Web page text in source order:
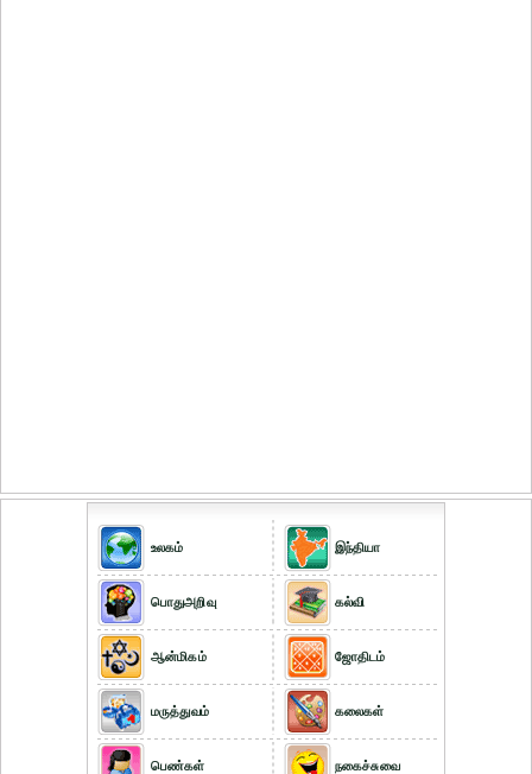
உலகம்
பொதுஅறிவு
ஆன்மிகம்
மருத்துவம்
பெண்கள்
இந்தியா
கல்வி
ஜோதிடம்
கலைகள்
நகைச்சுவை